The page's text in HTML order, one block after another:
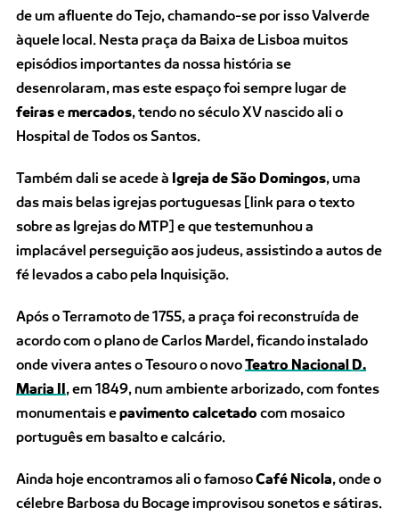
de um afluente do Tejo, chamando-se por isso Valverde
àquele local. Nesta praça da Baixa de Lisboa muitos
episódios importantes da nossa história se
desenrolaram, mas este espaço foi sempre lugar de
feirasemercados, tendo no século XV nascido ali o
Hospital de Todos os Santos.
Também dali se acede à Igreja de São Domingos, uma
das mais belas igrejas portuguesas [link para o texto
sobre as Igrejas do MTP] e que testemunhou a
implacável perseguição aos judeus, assistindo a autos de
fé levados a cabo pela Inquisição.
Após o Terramoto de 1755, a praça foi reconstruída de
acordo com o plano de Carlos Mardel, ficando instalado
onde vivera antes o Tesouro o novoTeatro Nacional D.
Maria II, em 1849, num ambiente arborizado, com fontes
monumentais epavimento calcetado com mosaico
português em basalto e calcário.
Ainda hoje encontramos ali o famosoCafé Nicola, onde o
célebre Barbosa du Bocage improvisou sonetos e sátiras.